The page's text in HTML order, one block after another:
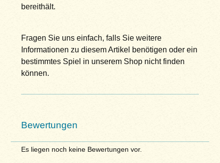
bereithält.
Fragen Sie uns einfach, falls Sie weitere
Informationen zu diesem Artikel benötigen oder ein
bestimmtes Spiel in unserem Shop nicht finden
können.
Bewertungen
Es liegen noch keine Bewertungen vor.